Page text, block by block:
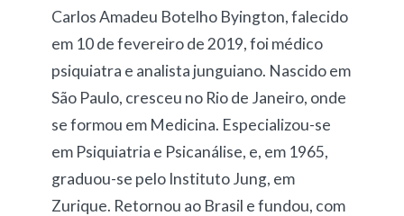
Carlos Amadeu Botelho Byington, falecido
em 10 de fevereiro de 2019, foi médico
psiquiatra e analista junguiano. Nascido em
São Paulo, cresceu no Rio de Janeiro, onde
se formou em Medicina. Especializou-se
em Psiquiatria e Psicanálise, e, em 1965,
graduou-se pelo Instituto Jung, em
Zurique. Retornou ao Brasil e fundou, com